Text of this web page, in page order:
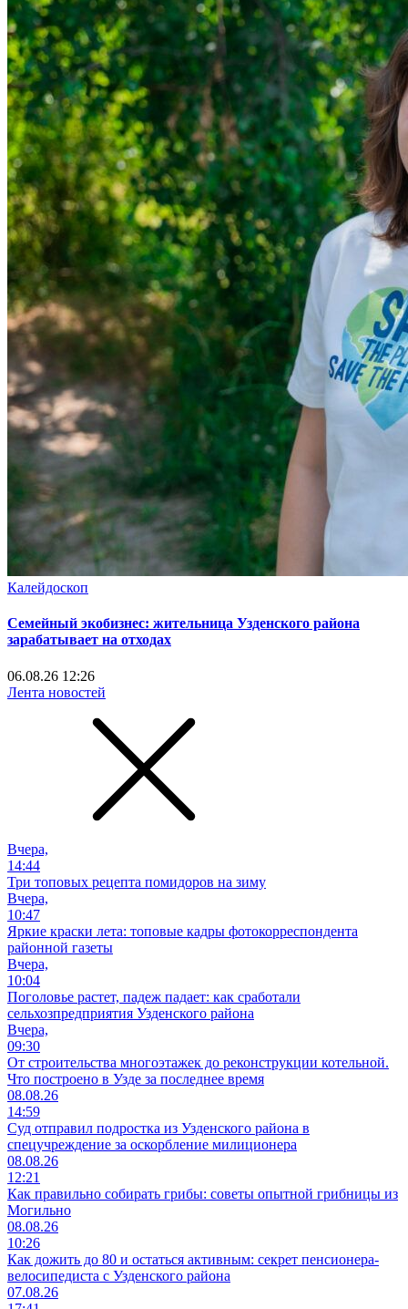
Калейдоскоп
Семейный экобизнес: жительница Узденского района
зарабатывает на отходах
06.08.26 12:26
Лента новостей
Вчера,
14:44
Три топовых рецепта помидоров на зиму
Вчера,
10:47
Яркие краски лета: топовые кадры фотокорреспондента
районной газеты
Вчера,
10:04
Поголовье растет, падеж падает: как сработали
сельхозпредприятия Узденского района
Вчера,
09:30
От строительства многоэтажек до реконструкции котельной.
Что построено в Узде за последнее время
08.08.26
14:59
Суд отправил подростка из Узденского района в
спецучреждение за оскорбление милиционера
08.08.26
12:21
Как правильно собирать грибы: советы опытной грибницы из
Могильно
08.08.26
10:26
Как дожить до 80 и остаться активным: секрет пенсионера-
велосипедиста с Узденского района
07.08.26